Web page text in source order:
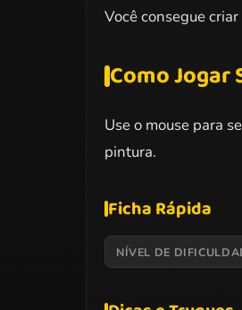
Você consegue
Como
Use o mouse para
pintura.
Ficha Rápida
NÍVEL DE